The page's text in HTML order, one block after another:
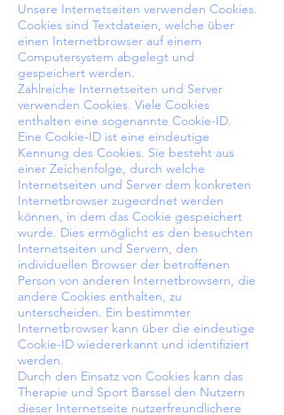
Unsere Internetseiten verwenden Cookies.
Cookies sind Textdateien, welche über
einen Internetbrowser auf einem
Computersystem abgelegt und
gespeichert werden.
Zahlreiche Internetseiten und Server
verwenden Cookies. Viele Cookies
enthalten eine sogenannte Cookie-ID.
Eine Cookie-ID ist eine eindeutige
Kennung des Cookies. Sie besteht aus
einer Zeichenfolge, durch welche
Internetseiten und Server dem konkreten
Internetbrowser zugeordnet werden
können, in dem das Cookie gespeichert
wurde. Dies ermöglicht es den besuchten
Internetseiten und Servern, den
individuellen Browser der betroffenen
Person von anderen Internetbrowsern, die
andere Cookies enthalten, zu
unterscheiden. Ein bestimmter
Internetbrowser kann über die eindeutige
Cookie-ID wiedererkannt und identifiziert
werden.
Durch den Einsatz von Cookies kann das
Therapie und Sport Barssel den Nutzern
dieser Internetseite nutzerfreundlichere